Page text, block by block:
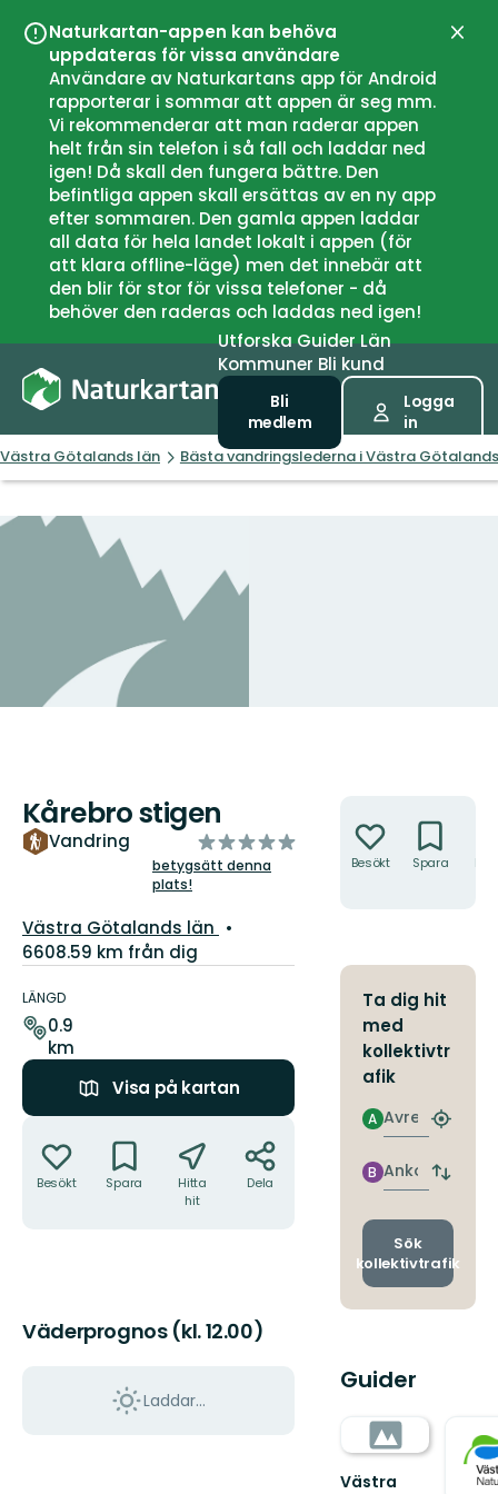
Naturkartan-appen kan behöva
uppdateras för vissa användare
Användare av Naturkartans app för Android
rapporterar i sommar att appen är seg mm.
Vi rekommenderar att man raderar appen
helt från sin telefon i så fall och laddar ned
igen! Då skall den fungera bättre. Den
befintliga appen skall ersättas av en ny app
efter sommaren. Den gamla appen laddar
all data för hela landet lokalt i appen (för
att klara offline-läge) men det innebär att
den blir för stor för vissa telefoner - då
behöver den raderas och laddas ned igen!
UtforskaGuiderLän
Kommuner Bli kund
Bli
medlem
Logga
in
Västra Götalands län Bästa vandringslederna i Västra
Kårebro stigen
Vandring
av
5
betygsätt denna
plats!
Län:
Västra Götalands län
6608.59 km från dig
om
leden
LÄNGD
0.9
km
Visa på kartan
Besökt Spara
Hitta
hit
Dela
Väderprognos (kl. 12.00)
Laddar...
Besökt Spara
Ta dig hit
med
kollektivtr
afik
Avresa
A
Hitta
Ankomst
B
Byt
och
Sök
kollektivtrafik
Guider
Västra